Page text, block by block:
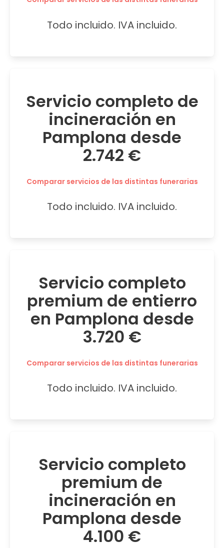
Todo incluido. IVA incluido.
Servicio completo de
incineración en
Pamplona desde
2.742 €
Comparar servicios de las distintas funerarias
Todo incluido. IVA incluido.
Servicio completo
premium de entierro
en Pamplona desde
3.720 €
Comparar servicios de las distintas funerarias
Todo incluido. IVA incluido.
Servicio completo
premium de
incineración en
Pamplona desde
4.100 €